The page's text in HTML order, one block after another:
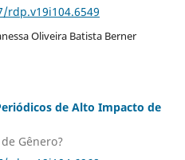
Oliveira Batista Berner
de Alto Impacto de
Gênero?